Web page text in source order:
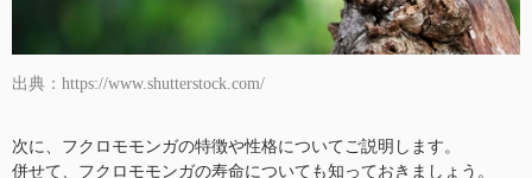
出典：https://www.shutterstock.com/
次に、フクロモモンガの特徴や性格についてご説明します。
併せて、フクロモモンガの寿命についても知っておきましょう。